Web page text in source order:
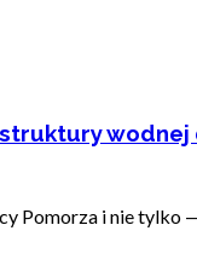
wodnej
Pomorza i nie tylko